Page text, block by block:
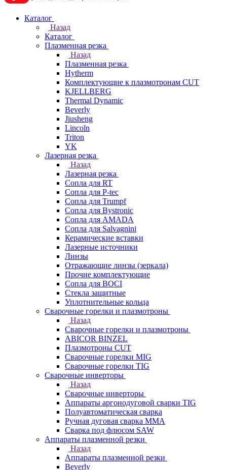
Каталог
Назад
Каталог
Плазменная резка
Назад
Плазменная резка
Hytherm
Комплектующие к плазмотронам CUT
KJELLBERG
Thermal Dynamic
Beverly
Jiusheng
Lincoln
Triton
YK
Лазерная резка
Назад
Лазерная резка
Сопла для RT
Сопла для P-tec
Сопла для Trumpf
Сопла для Bystronic
Сопла для AMADA
Сопла для Salvagnini
Керамические вставки
Лазерные источники
Линзы
Отражающие линзы (зеркала)
Прочие комплектующие
Сопла для BOCI
Стекла защитные
Уплотнительные кольца
Сварочные горелки и плазмотроны
Назад
Сварочные горелки и плазмотроны
ABICOR BINZEL
Плазмотроны CUT
Сварочные горелки MIG
Сварочные горелки TIG
Сварочные инверторы
Назад
Сварочные инверторы
Аппараты аргонодуговой сварки TIG
Полуавтоматическая сварка
Ручная дуговая сварка MMA
Сварка под флюсом SAW
Аппараты плазменной резки
Назад
Аппараты плазменной резки
Beverly